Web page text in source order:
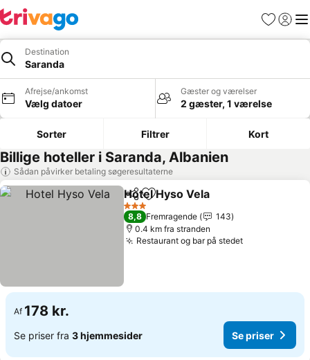
Favoritter
Log ind
Destination
Saranda
Afrejse/ankomst
Vælg datoer
Gæster og værelser
2 gæster, 1 værelse
Sorter Filtrer Kort
Billige hoteller i Saranda, Albanien
Sådan påvirker betaling søgeresultaterne
Del Føj til favoritter
Hotel Hyso Vela
3 Stjerner
8,8 Fremragende
143
0.4 km fra stranden
Restaurant og bar på stedet
Af 178 kr.
Se priser fra 3 hjemmesider Se priser